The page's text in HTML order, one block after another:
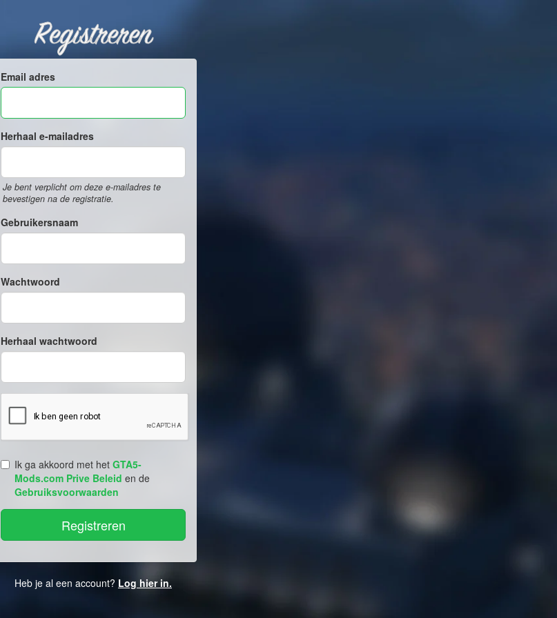
Registreren
Email adres
Herhaal e-mailadres
Je bent verplicht om deze e-mailadres te
bevestigen na de registratie.
Gebruikersnaam
Wachtwoord
Herhaal wachtwoord
Ik ga akkoord met het GTA5-
Mods.com Prive Beleid en de
Gebruiksvoorwaarden
Heb je al een account? Log hier in.